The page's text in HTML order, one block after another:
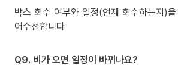
박스 회수 여부와 일정(언제 회수하는지)
어수선합니다
Q9. 비가 오면 일정이 바뀌나요?